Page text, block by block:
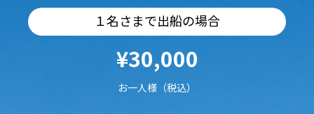
１名さまで出船の場合
¥30,000
お一人様（税込）